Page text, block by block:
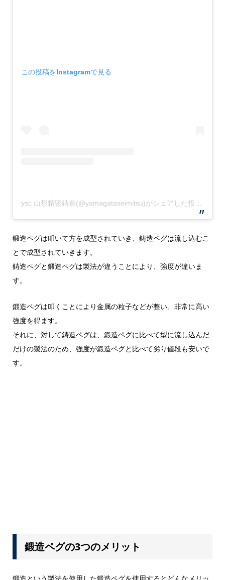
この投稿をInstagramで見る
鍛造ペグは叩いて方を成型されていき、鋳造ペグは流し込むこ
とで成型されていきます。
鋳造ペグと鍛造ペグは製法が違うことにより、強度が違いま
す。
鍛造ペグは叩くことにより金属の粒子などが整い、非常に高い
強度を得ます。
それに、対して鋳造ペグは、鍛造ペグに比べて型に流し込んだ
だけの製法のため、強度が鍛造ペグと比べて劣り値段も安いで
す。
鍛造ペグの3つのメリット